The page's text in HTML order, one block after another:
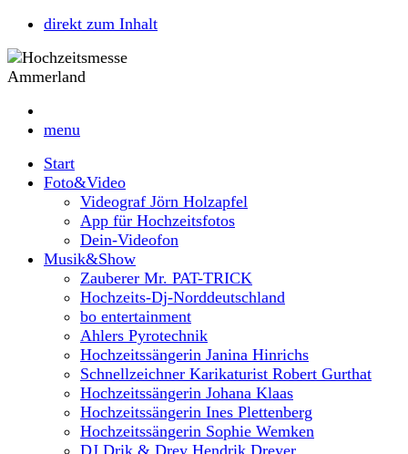
direkt zum Inhalt
menu
Start
Foto&Video
Videograf Jörn Holzapfel
App für Hochzeitsfotos
Dein-Videofon
Musik&Show
Zauberer Mr. PAT-TRICK
Hochzeits-Dj-Norddeutschland
bo entertainment
Ahlers Pyrotechnik
Hochzeitssängerin Janina Hinrichs
Schnellzeichner Karikaturist Robert Gurthat
Hochzeitssängerin Johana Klaas
Hochzeitssängerin Ines Plettenberg
Hochzeitssängerin Sophie Wemken
DJ Drik & Drey Hendrik Dreyer